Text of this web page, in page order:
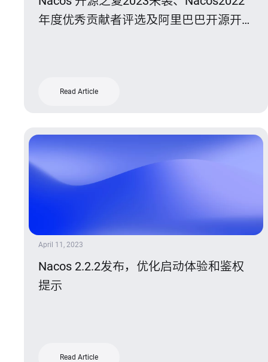
年度优秀贡献者评选及阿里巴巴开源开发
Read Article
April 11, 2023
Nacos 2.2.2发布，优化启动体验和鉴权
提示
Read Article